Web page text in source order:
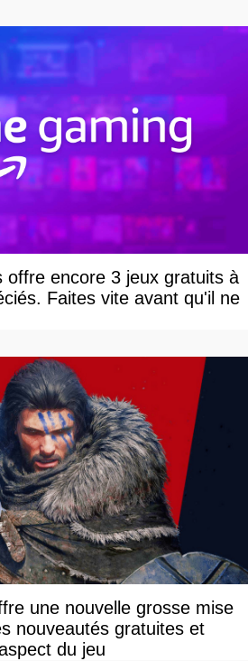
offre encore 3 jeux gratuits à
Faites vite avant qu'il ne
une nouvelle grosse mise
nouveautés gratuites et
du jeu